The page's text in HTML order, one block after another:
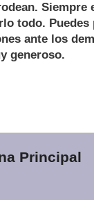
Siempre
todo.
ante los
generoso.
Principal